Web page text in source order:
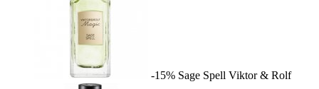
-15% Sage Spell Viktor & Rolf